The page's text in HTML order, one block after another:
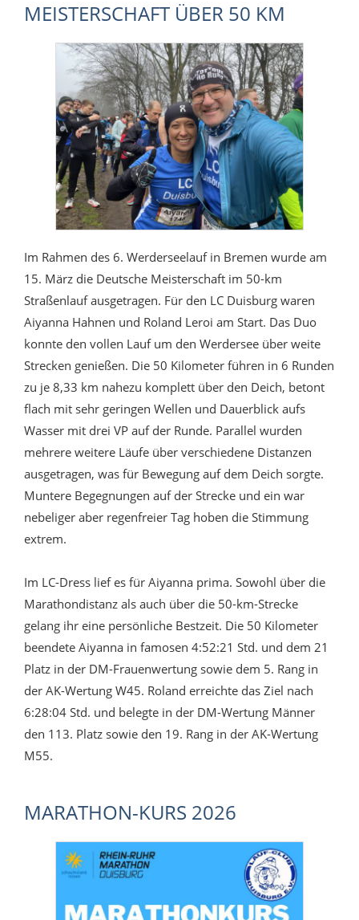
MEISTERSCHAFT ÜBER 50 KM
Im Rahmen des 6. Werderseelauf in Bremen wurde am
15. März die Deutsche Meisterschaft im 50-km
Straßenlauf ausgetragen. Für den LC Duisburg waren
Aiyanna Hahnen und Roland Leroi am Start. Das Duo
konnte den vollen Lauf um den Werdersee über weite
Strecken genießen. Die 50 Kilometer führen in 6 Runden
zu je 8,33 km nahezu komplett über den Deich, betont
flach mit sehr geringen Wellen und Dauerblick aufs
Wasser mit drei VP auf der Runde. Parallel wurden
mehrere weitere Läufe über verschiedene Distanzen
ausgetragen, was für Bewegung auf dem Deich sorgte.
Muntere Begegnungen auf der Strecke und ein war
nebeliger aber regenfreier Tag hoben die Stimmung
extrem.
Im LC-Dress lief es für Aiyanna prima. Sowohl über die
Marathondistanz als auch über die 50-km-Strecke
gelang ihr eine persönliche Bestzeit. Die 50 Kilometer
beendete Aiyanna in famosen 4:52:21 Std. und dem 21
Platz in der DM-Frauenwertung sowie dem 5. Rang in
der AK-Wertung W45. Roland erreichte das Ziel nach
6:28:04 Std. und belegte in der DM-Wertung Männer
den 113. Platz sowie den 19. Rang in der AK-Wertung
M55.
MARATHON-KURS 2026